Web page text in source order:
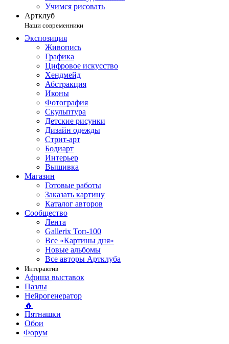
Учимся рисовать
Артклуб
Наши современники
Экспозиция
Живопись
Графика
Цифровое искусство
Хендмейд
Абстракция
Иконы
Фотография
Скульптура
Детские рисунки
Дизайн одежды
Стрит-арт
Бодиарт
Интерьер
Вышивка
Магазин
Готовые работы
Заказать картину
Каталог авторов
Сообщество
Лента
Gallerix Топ-100
Все «Картины дня»
Новые альбомы
Все авторы Артклуба
Интерактив
Афиша выставок
Пазлы
Нейрогенератор
🔥
Пятнашки
Обои
Форум